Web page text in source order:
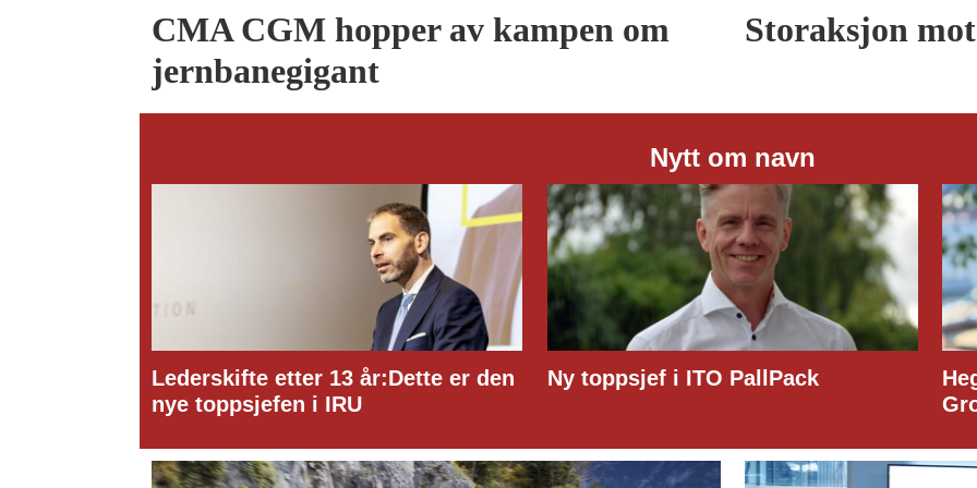
CMA CGM hopper av kampen om
jernbanegigant
Storaksjon
Nytt om navn
Ny toppsjef i ITO PallPack
Hege Lindberg til Customs Support